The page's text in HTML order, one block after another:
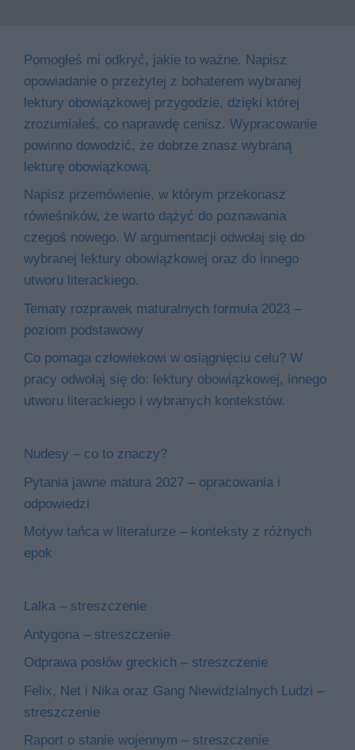
Pomogłeś mi odkryć, jakie to ważne. Napisz
opowiadanie o przeżytej z bohaterem wybranej
lektury obowiązkowej przygodzie, dzięki której
zrozumiałeś, co naprawdę cenisz. Wypracowanie
powinno dowodzić, że dobrze znasz wybraną
lekturę obowiązkową.
Napisz przemówienie, w którym przekonasz
rówieśników, że warto dążyć do poznawania
czegoś nowego. W argumentacji odwołaj się do
wybranej lektury obowiązkowej oraz do innego
utworu literackiego.
Tematy rozprawek maturalnych formuła 2023 –
poziom podstawowy
Co pomaga człowiekowi w osiągnięciu celu? W
pracy odwołaj się do: lektury obowiązkowej, innego
utworu literackiego i wybranych kontekstów.
Nudesy – co to znaczy?
Pytania jawne matura 2027 – opracowania i
odpowiedzi
Motyw tańca w literaturze – konteksty z różnych
epok
Lalka – streszczenie
Antygona – streszczenie
Odprawa posłów greckich – streszczenie
Felix, Net i Nika oraz Gang Niewidzialnych Ludzi –
streszczenie
Raport o stanie wojennym – streszczenie